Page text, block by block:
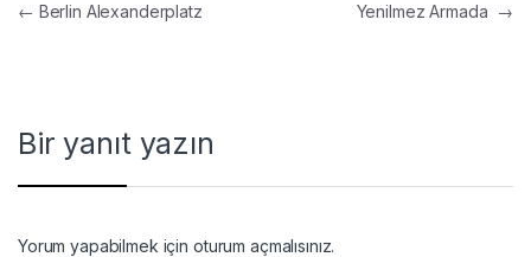
Yazı gezinmesi
← Berlin Alexanderplatz Yenilmez Armada →
Bir yanıt yazın
Yorum yapabilmek için oturum açmalısınız.